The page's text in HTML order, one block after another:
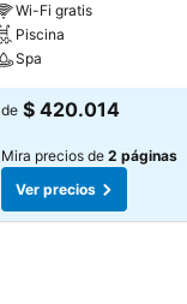
Wi-Fi gratis
Piscina
Spa
de $ 420.014
Mira precios de 2 páginas
Ver precios